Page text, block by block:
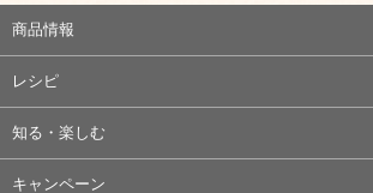
商品情報
レシピ
知る・楽しむ
キャンペーン